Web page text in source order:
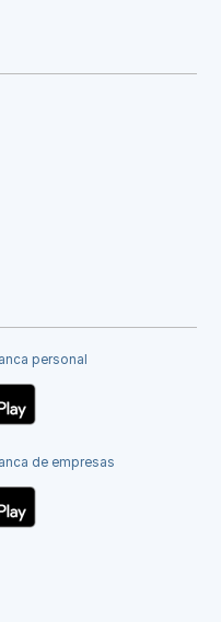
personal
de empresas